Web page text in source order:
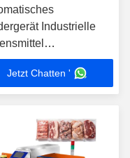
Industrielle
Customized
Jetzt Chatten '